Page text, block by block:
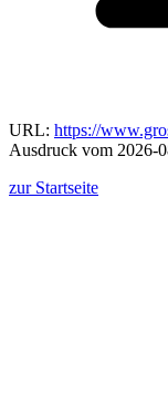
URL: https://
Ausdruck vom 2026-
zur Startseite